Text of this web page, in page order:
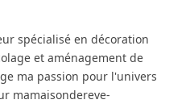
spécialisé en décoration
et aménagement de
ma passion pour l'univers
mamaisondereve-